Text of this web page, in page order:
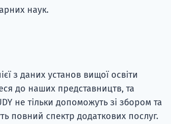
наук.
з даних установ вищої освіти
до наших представництв, та
не тільки допоможуть зі збором та
повний спектр додаткових послуг.